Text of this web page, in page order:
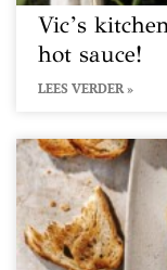
Vic’s
hot sauce!
LEES VERDER »